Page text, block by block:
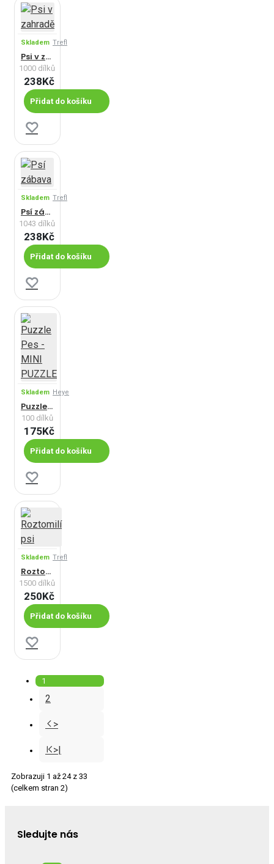
Skladem Trefl
Psi v zahradě
1000 dílků
238Kč
Přidat do košíku
Skladem Trefl
Psí zábava
1043 dílků
238Kč
Přidat do košíku
Skladem Heye
Puzzle Pes - MINI PUZZLE
100 dílků
175Kč
Přidat do košíku
Skladem Trefl
Roztomilí psi
1500 dílků
250Kč
Přidat do košíku
1
2
>
>|
Zobrazuji 1 až 24 z 33
(celkem stran 2)
Sledujte nás